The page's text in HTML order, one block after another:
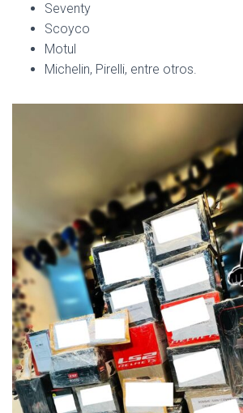
Seventy
Scoyco
Motul
Michelin, Pirelli, entre otros.